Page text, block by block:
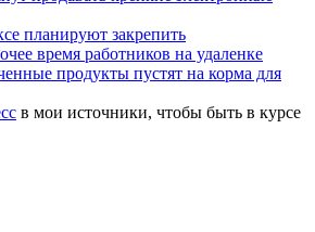
планируют закрепить
время работников на удаленке
продукты пустят на корма для
в мои источники, чтобы быть в курсе